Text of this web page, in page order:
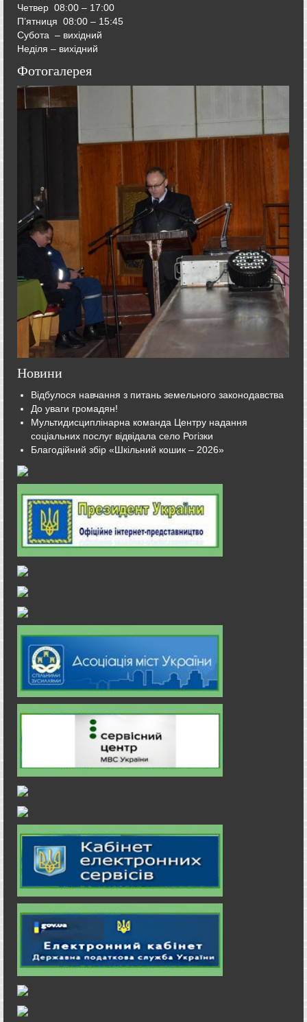
Четвер 08:00 – 17:00
П’ятниця 08:00 – 15:45
Субота – вихідний
Неділя – вихідний
Фотогалерея
Новини
Відбулося навчання з питань земельного законодавства
До уваги громадян!
Мультидисциплінарна команда Центру надання
соціальних послуг відвідала село Рогізки
Благодійний збір «Шкільний кошик – 2026»